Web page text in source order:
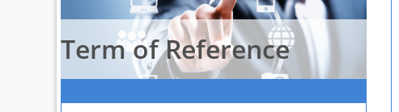
Term of Reference